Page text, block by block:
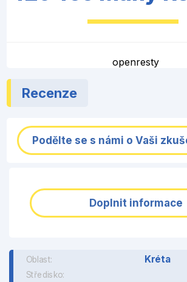
openresty
Recenze
Podělte se s námi o Vaši
Doplnit informace
Oblast: Kréta
Středisko: